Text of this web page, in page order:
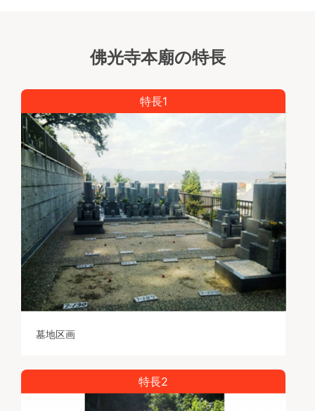
佛光寺本廟の特長
特長1
墓地区画
特長2